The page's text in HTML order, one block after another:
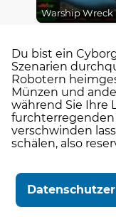
Warship Wreck
Du bist ein
Szenarien
Robotern
Münzen und
während Sie Ihre
furchterregenden
verschwinden
schälen, also